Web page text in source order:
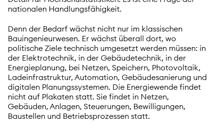
nationalen Handlungsfähigkeit.
Denn der Bedarf wächst nicht nur im klassischen
Bauingenieurwesen. Er wächst überall dort, wo
politische Ziele technisch umgesetzt werden müssen: in
der Elektrotechnik, in der Gebäudetechnik, in der
Energieplanung, bei Netzen, Speichern, Photovoltaik,
Ladeinfrastruktur, Automation, Gebäudesanierung und
digitalen Planungssystemen. Die Energiewende findet
nicht auf Plakaten statt. Sie findet in Netzen,
Gebäuden, Anlagen, Steuerungen, Bewilligungen,
Baustellen und Betriebsprozessen statt.